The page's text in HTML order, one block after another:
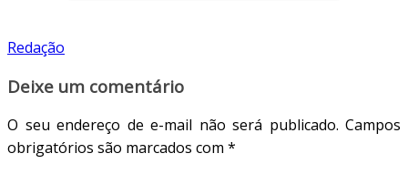
Redação
Deixe um comentário
O seu endereço de e-mail não será publicado. Campos
obrigatórios são marcados com *